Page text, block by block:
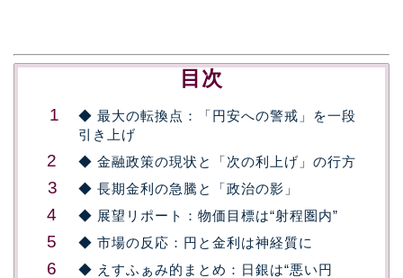
目次
◆ 最大の転換点：「円安への警戒」を一段
引き上げ
◆ 金融政策の現状と「次の利上げ」の行方
◆ 長期金利の急騰と「政治の影」
◆ 展望リポート：物価目標は“射程圏内”
◆ 市場の反応：円と金利は神経質に
◆ えすふぁみ的まとめ：日銀は“悪い円